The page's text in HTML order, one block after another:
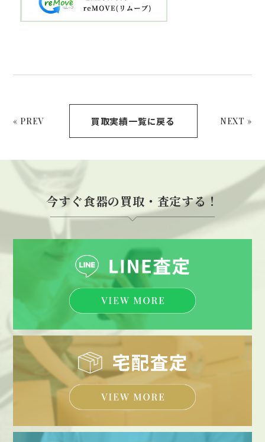
« PREV 買取実績一覧に戻る NEXT »
今すぐ食器の買取・査定する！